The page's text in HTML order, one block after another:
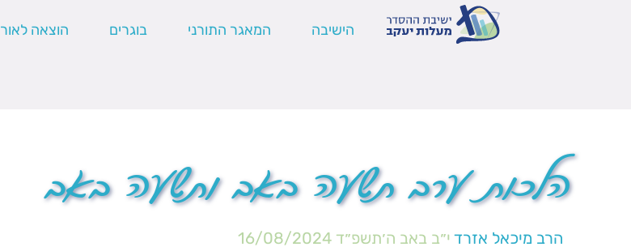
הישיבה המאגר התורני בוגרים הוצאה לאור
הלכות ערב תשעה באב ותשעה באב
הרב מיכאל אזרד י״ב באב ה׳תשפ״ד 16/08/2024